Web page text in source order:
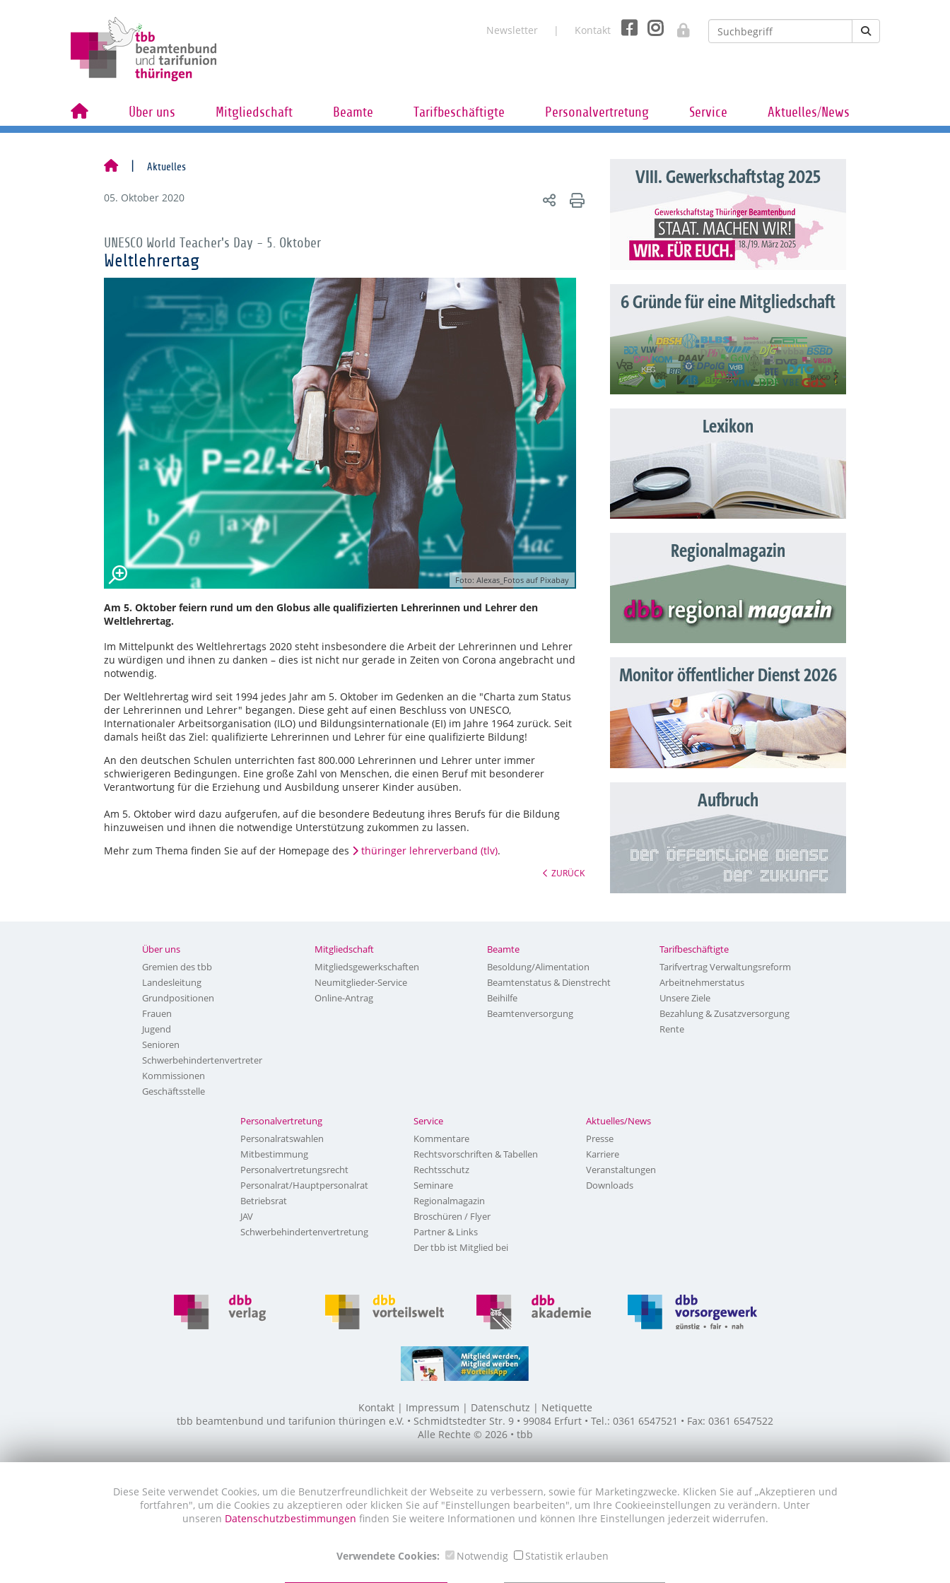
Newsletter Kontakt
Über uns Mitgliedschaft Beamte Tarifbeschäftigte Personalvertretung Service Aktuelles/News
Aktuelles
05. Oktober 2020
UNESCO World Teacher's Day - 5. Oktober
Weltlehrertag
Foto: Alexas_Fotos auf Pixabay
Am 5. Oktober feiern rund um den Globus alle qualifizierten Lehrerinnen und Lehrer den
Weltlehrertag.
Im Mittelpunkt des Weltlehrertags 2020 steht insbesondere die Arbeit der Lehrerinnen und Lehrer
zu würdigen und ihnen zu danken – dies ist nicht nur gerade in Zeiten von Corona angebracht und
notwendig.
Der Weltlehrertag wird seit 1994 jedes Jahr am 5. Oktober im Gedenken an die "Charta zum Status
der Lehrerinnen und Lehrer" begangen. Diese geht auf einen Beschluss von UNESCO,
Internationaler Arbeitsorganisation (ILO) und Bildungsinternationale (EI) im Jahre 1964 zurück. Seit
damals heißt das Ziel: qualifizierte Lehrerinnen und Lehrer für eine qualifizierte Bildung!
An den deutschen Schulen unterrichten fast 800.000 Lehrerinnen und Lehrer unter immer
schwierigeren Bedingungen. Eine große Zahl von Menschen, die einen Beruf mit besonderer
Verantwortung für die Erziehung und Ausbildung unserer Kinder ausüben.
Am 5. Oktober wird dazu aufgerufen, auf die besondere Bedeutung ihres Berufs für die Bildung
hinzuweisen und ihnen die notwendige Unterstützung zukommen zu lassen.
Mehr zum Thema finden Sie auf der Homepage des
thüringer lehrerverband (tlv).
ZURÜCK
VIII. Gewerkschaftstag 2025
6 Gründe für eine Mitgliedschaft
Lexikon
Regionalmagazin
Monitor öffentlicher Dienst 2026
Aufbruch
Über uns
Gremien des tbb
Landesleitung
Grundpositionen
Frauen
Jugend
Senioren
Schwerbehindertenvertreter
Kommissionen
Geschäftsstelle
Mitgliedschaft
Mitgliedsgewerkschaften
Neumitglieder-Service
Online-Antrag
Beamte
Besoldung/Alimentation
Beamtenstatus & Dienstrecht
Beihilfe
Beamtenversorgung
Tarifbeschäftigte
Tarifvertrag Verwaltungsreform
Arbeitnehmerstatus
Unsere Ziele
Bezahlung & Zusatzversorgung
Rente
Personalvertretung
Personalratswahlen
Mitbestimmung
Personalvertretungsrecht
Personalrat/Hauptpersonalrat
Betriebsrat
JAV
Schwerbehindertenvertretung
Service
Kommentare
Rechtsvorschriften & Tabellen
Rechtsschutz
Seminare
Regionalmagazin
Broschüren / Flyer
Partner & Links
Der tbb ist Mitglied bei
Aktuelles/News
Presse
Karriere
Veranstaltungen
Downloads
Kontakt Impressum Datenschutz
Netiquette
tbb beamtenbund und tarifunion thüringen e.V. • Schmidtstedter Str. 9 • 99084 Erfurt • Tel.: 0361 6547521 • Fax: 0361 6547522
Alle Rechte © 2026 • tbb
Diese Seite verwendet Cookies, um die Benutzerfreundlichkeit der Webseite zu verbessern, sowie für Marketingzwecke. Klicken Sie auf „Akzeptieren und
fortfahren", um die Cookies zu akzeptieren oder klicken Sie auf "Einstellungen bearbeiten", um Ihre Cookieeinstellungen zu verändern. Unter
unseren Datenschutzbestimmungen finden Sie weitere Informationen und können Ihre Einstellungen jederzeit widerrufen.
Verwendete Cookies: Notwendig Statistik erlauben